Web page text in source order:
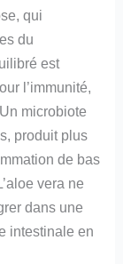
qui
du
est
l’immunité,
microbiote
produit plus
de bas
vera ne
dans une
intestinale en